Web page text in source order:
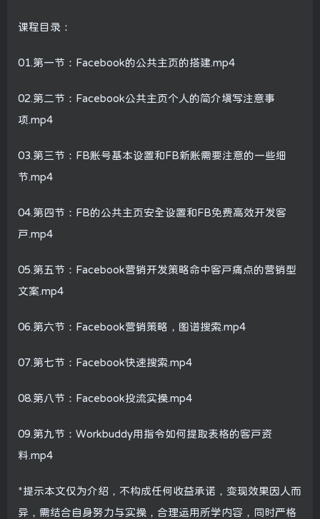
课程目录：
01.第一节：Facebook的公共主页的搭建.mp4
02.第二节：Facebook公共主页个人的简介填写注意事
项.mp4
03.第三节：FB账号基本设置和FB新账需要注意的一些细
节.mp4
04.第四节：FB的公共主页安全设置和FB免费高效开发客
户.mp4
05.第五节：Facebook营销开发策略命中客户痛点的营销型
文案.mp4
06.第六节：Facebook营销策略，图谱搜索.mp4
07.第七节：Facebook快速搜索.mp4
08.第八节：Facebook投流实操.mp4
09.第九节：Workbuddy用指令如何提取表格的客户资
料.mp4
*提示本文仅为介绍，不构成任何收益承诺，变现效果因人而
异，需结合自身努力与实操，合理运用所学内容，同时严格